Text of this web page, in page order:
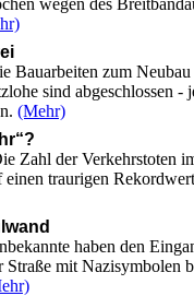
wegen des
Bauarbeiten zum
sind abgeschlossen -
(Mehr)
Zahl der Verkehrstoten
traurigen
haben den
Straße mit Nazisymbolen